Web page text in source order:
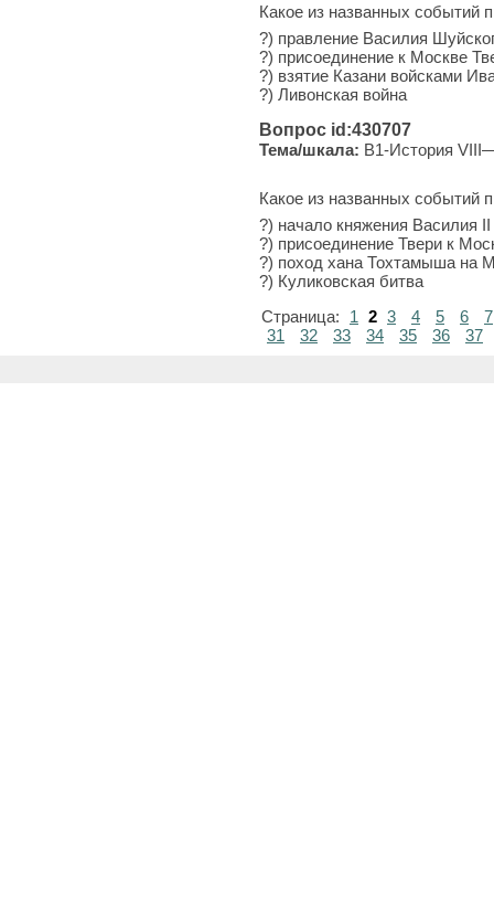
Какое из названных событий
?) правление Василия
?) присоединение к Москве
?) взятие Казани войсками
?) Ливонская война
Вопрос id:430707
Тема/шкала: B1-История
Какое из названных событий
?) начало княжения Василия II
?) присоединение Твери к
?) поход хана Тохтамыша на
?) Куликовская битва
Страница:
1 2 3 4 5 6
7
31
32 33 34 35 36 37